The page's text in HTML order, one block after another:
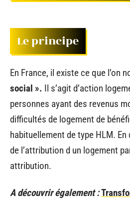
Le principe
En France, il existe ce que l’on
social ». Il s’agit d’action
personnes ayant des revenus
difficultés de logement de
habituellement de type HLM. En
de l’attribution d un logement
attribution.
A découvrir également :